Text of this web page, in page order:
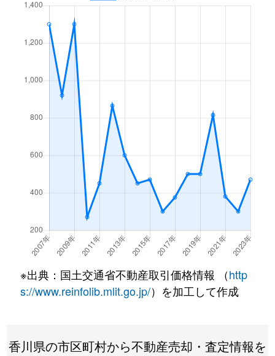
※出典：国土交通省不動産取引価格情報 （http
s://www.reinfolib.mlit.go.jp/）を加工して作成
香川県の市区町村から不動産売却・査定情報を